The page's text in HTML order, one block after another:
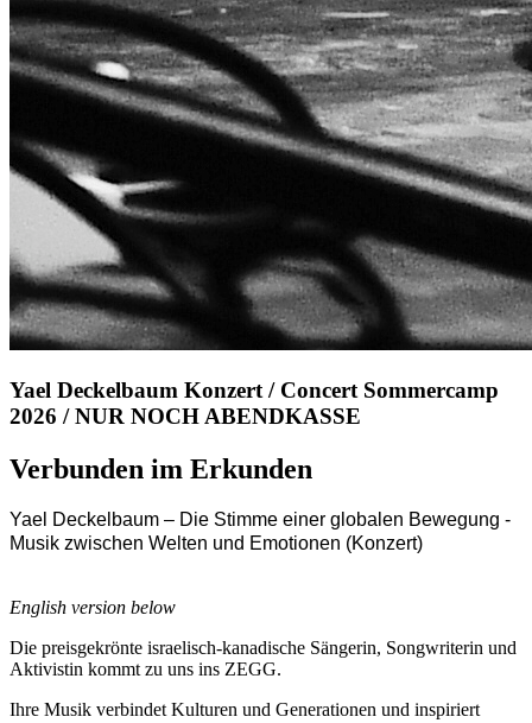
Yael Deckelbaum Konzert / Concert Sommercamp
2026 / NUR NOCH ABENDKASSE
Verbunden im Erkunden
Yael Deckelbaum – Die Stimme einer globalen Bewegung -
Musik zwischen Welten und Emotionen (Konzert)
English version below
Die preisgekrönte israelisch-kanadische Sängerin, Songwriterin und
Aktivistin kommt zu uns ins ZEGG.
Ihre Musik verbindet Kulturen und Generationen und inspiriert